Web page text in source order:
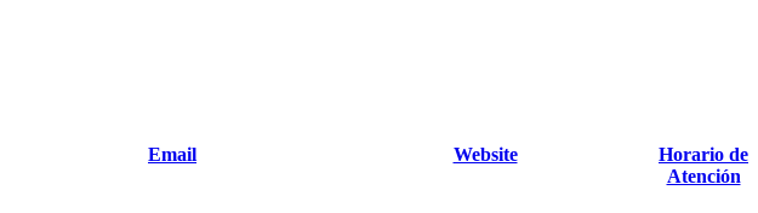
Email Website
Horario de
Atención